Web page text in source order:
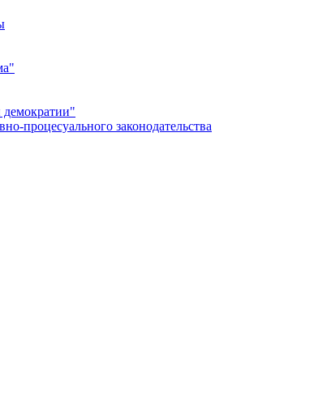
процесуального законодательства